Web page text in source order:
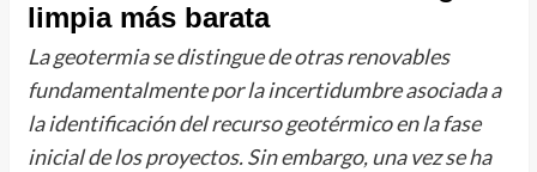
limpia más barata
La geotermia se distingue de otras renovables
fundamentalmente por la incertidumbre asociada a
la identificación del recurso geotérmico en la fase
inicial de los proyectos. Sin embargo, una vez se ha